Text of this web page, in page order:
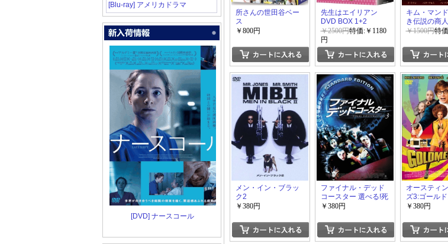
[Blu-ray] アメリカドラマ
[DVD] ナースコール
所さんの世田谷ベー
ス
￥800円
先生はエイリアン
DVD BOX 1+2
￥2500円特価:￥1180
円
キム・マン
き伝説の商
BOX 3
￥1500円特
メン・イン・ブラッ
ク2
￥380円
ファイナル・デッド
コースター 選べる!死
に様マルチ版
￥380円
オースティ
ズ3:ゴール
￥380円